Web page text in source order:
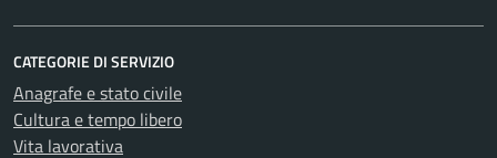
CATEGORIE DI SERVIZIO
Anagrafe e stato civile
Cultura e tempo libero
Vita lavorativa